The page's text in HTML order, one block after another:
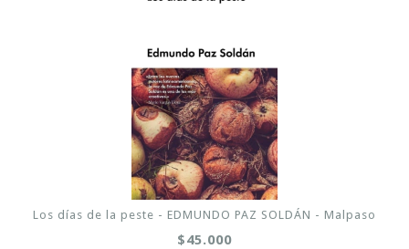
Los días de la peste - EDMUNDO PAZ SOLDÁN - Malpaso
$45.000